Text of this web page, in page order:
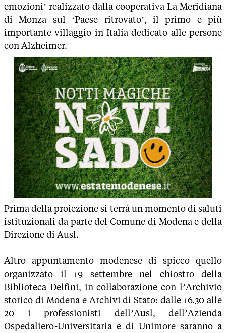
emozioni’ realizzato dalla cooperativa La Meridiana
di Monza sul ‘Paese ritrovato’, il primo e più
importante villaggio in Italia dedicato alle persone
con Alzheimer.
Prima della proiezione si terrà un momento di saluti
istituzionali da parte del Comune di Modena e della
Direzione di Ausl.
Altro appuntamento modenese di spicco quello
organizzato il 19 settembre nel chiostro della
Biblioteca Delfini, in collaborazione con l’Archivio
storico di Modena e Archivi di Stato: dalle 16.30 alle
20 i professionisti dell’Ausl, dell’Azienda
Ospedaliero-Universitaria e di Unimore saranno a